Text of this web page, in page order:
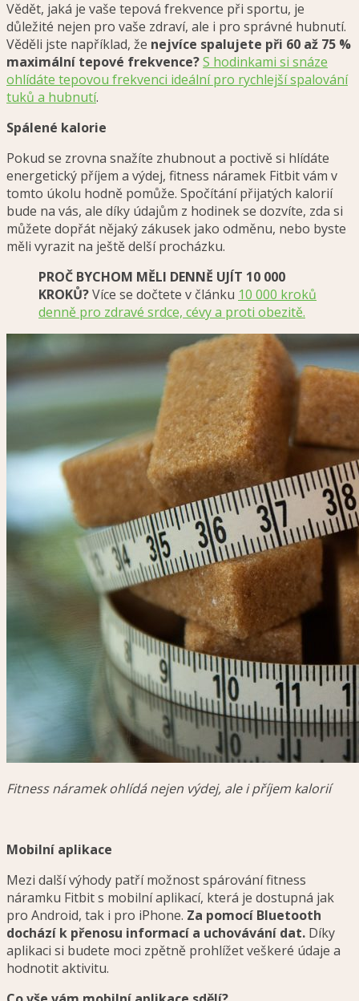
Vědět, jaká je vaše tepová frekvence při sportu, je
důležité nejen pro vaše zdraví, ale i pro správné hubnutí.
Věděli jste například, že nejvíce spalujete při 60 až 75 %
maximální tepové frekvence?S hodinkami si snáze
ohlídáte tepovou frekvenci ideální pro rychlejší spalování
tuků a hubnutí.
Spálené kalorie
Pokud se zrovna snažíte zhubnout a poctivě si hlídáte
energetický příjem a výdej, fitness náramek Fitbit vám v
tomto úkolu hodně pomůže. Spočítání přijatých kalorií
bude na vás, ale díky údajům z hodinek se dozvíte, zda si
můžete dopřát nějaký zákusek jako odměnu, nebo byste
měli vyrazit na ještě delší procházku.
PROČ BYCHOM MĚLI DENNĚ UJÍT 10 000
KROKŮ?Více se dočtete v článku 10 000 kroků
denně pro zdravé srdce, cévy a proti obezitě.
Fitness náramek ohlídá nejen výdej, ale i příjem kalorií
Mobilní aplikace
Mezi další výhody patří možnost spárování fitness
náramku Fitbit s mobilní aplikací, která je dostupná jak
pro Android, tak i pro iPhone. Za pomocí Bluetooth
dochází k přenosu informací a uchovávání dat. Díky
aplikaci si budete moci zpětně prohlížet veškeré údaje a
hodnotit aktivitu.